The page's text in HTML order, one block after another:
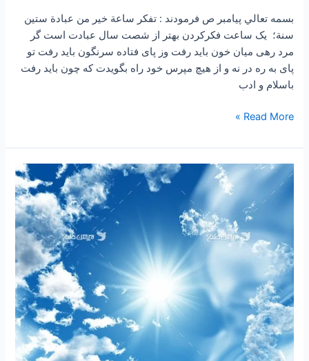
بسمه تعالي پیامبر ص فرمودند : تفكر ساعة خير من عبادة ستين
سنة؛ یک ساعت فکرکردن بهتر از شصت سال عبادت است گر
مرد رهی میان خون باید رفت وز پای فتاده سرنگون باید رفت تو
پای به ره در نه و از هیچ مپرس خود راه بگویدت که چون باید رفت
باسلام و ادب
Read More »
۲۴۴
ساعتی
۹۴
“مسیر
سعادت”